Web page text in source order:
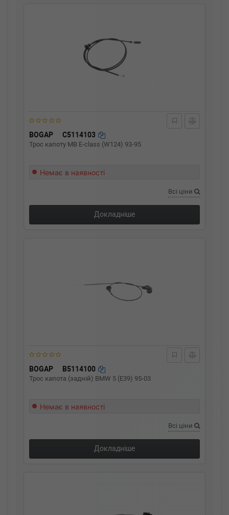
BOGAP C5114103
Трос капоту MB E-class (W124) 93-95
Немає в наявності
Всі ціни
Докладніше
BOGAP B5114100
Трос капота (задній) BMW 5 (E39) 95-03
Немає в наявності
Всі ціни
Докладніше